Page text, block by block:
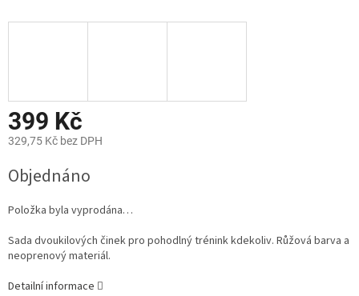
399 Kč
329,75 Kč bez DPH
cena:
Objednáno
Položka byla vyprodána…
Sada dvoukilových činek pro pohodlný trénink kdekoliv. Růžová barva a
neoprenový materiál.
Detailní informace